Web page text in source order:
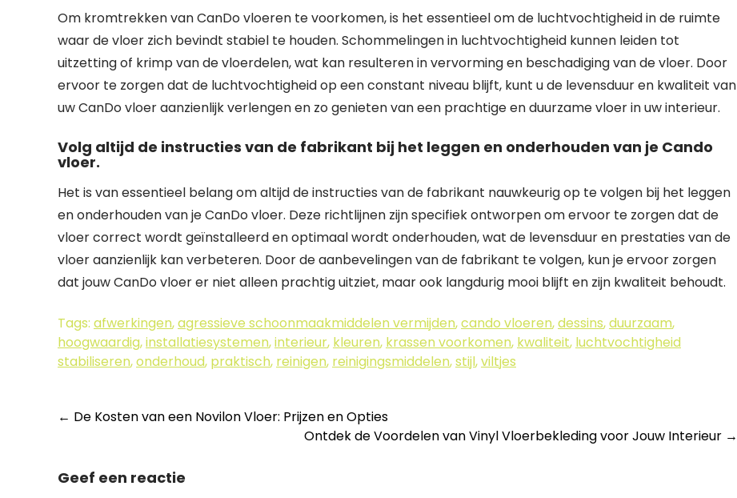
Om kromtrekken van CanDo vloeren te voorkomen, is het essentieel om de luchtvochtigheid in de ruimte
waar de vloer zich bevindt stabiel te houden. Schommelingen in luchtvochtigheid kunnen leiden tot
uitzetting of krimp van de vloerdelen, wat kan resulteren in vervorming en beschadiging van de vloer. Door
ervoor te zorgen dat de luchtvochtigheid op een constant niveau blijft, kunt u de levensduur en kwaliteit van
uw CanDo vloer aanzienlijk verlengen en zo genieten van een prachtige en duurzame vloer in uw interieur.
Volg altijd de instructies van de fabrikant bij het leggen en onderhouden van je Cando
vloer.
Het is van essentieel belang om altijd de instructies van de fabrikant nauwkeurig op te volgen bij het leggen
en onderhouden van je CanDo vloer. Deze richtlijnen zijn specifiek ontworpen om ervoor te zorgen dat de
vloer correct wordt geïnstalleerd en optimaal wordt onderhouden, wat de levensduur en prestaties van de
vloer aanzienlijk kan verbeteren. Door de aanbevelingen van de fabrikant te volgen, kun je ervoor zorgen
dat jouw CanDo vloer er niet alleen prachtig uitziet, maar ook langdurig mooi blijft en zijn kwaliteit behoudt.
Tags: afwerkingen,agressieve schoonmaakmiddelen vermijden,cando vloeren,dessins,duurzaam,
hoogwaardig,installatiesystemen,interieur, kleuren, krassen voorkomen, kwaliteit, luchtvochtigheid
stabiliseren,onderhoud, praktisch, reinigen, reinigingsmiddelen,stijl,viltjes
Berichtnavigatie
← De Kosten van een Novilon Vloer: Prijzen en Opties
Ontdek de Voordelen van Vinyl Vloerbekleding voor Jouw Interieur →
Geef een reactie